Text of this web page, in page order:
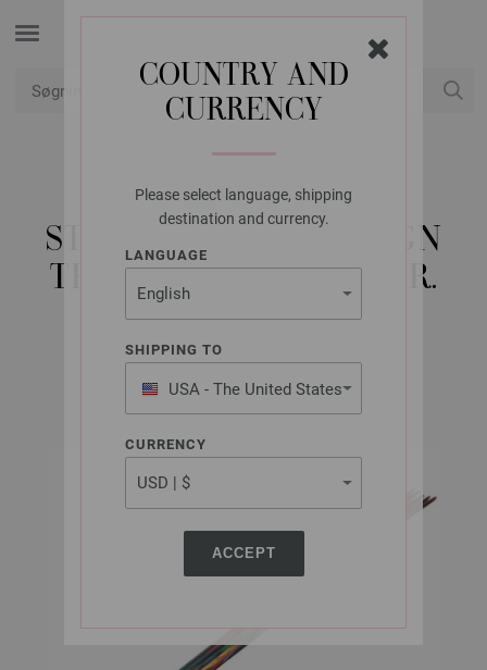
COUNTRY AND
CURRENCY
Please select language, shipping
destination and currency.
LANGUAGE
SHIPPING TO
USA - The United States
of America
CURRENCY
ACCEPT
LANA GROSSA
STRØMPEPINDE DESIGN
TRÆ MULTICOLOR STR.
3,0/20CM